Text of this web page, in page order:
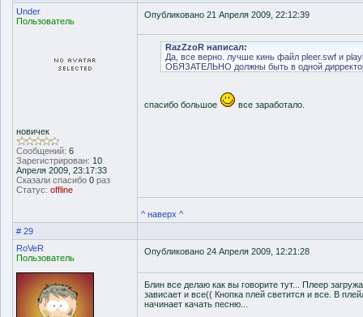
Under
Пользователь
новичек
Сообщений: 6
Зарегистрирован: 10
Апреля 2009, 23:17:33
Сказали спасибо 0 раз
Статус: offline
Опубликовано 21 Апреля 2009, 22:12:39
RazZzoR написал:
Да, все верно. лучше кинь файл pleer.swf и
ОБЯЗАТЕЛЬНО должны быть в одной
спасибо большое все заработало.
^ наверх ^
# 29
RoVeR
Пользователь
Опубликовано 24 Апреля 2009, 12:21:28
Блин все делаю как вы говорите тут... Плеер
зависает и все(( Кнопка плей светится и все. В
начинает качать песню...